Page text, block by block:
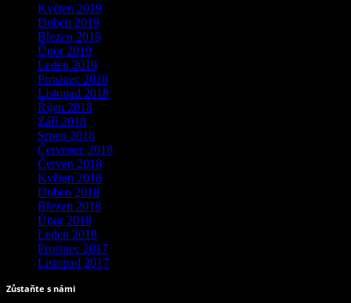
Květen 2019
Duben 2019
Březen 2019
Únor 2019
Leden 2019
Prosinec 2018
Listopad 2018
Říjen 2018
Září 2018
Srpen 2018
Červenec 2018
Červen 2018
Květen 2018
Duben 2018
Březen 2018
Únor 2018
Leden 2018
Prosinec 2017
Listopad 2017
Zůstaňte s námi